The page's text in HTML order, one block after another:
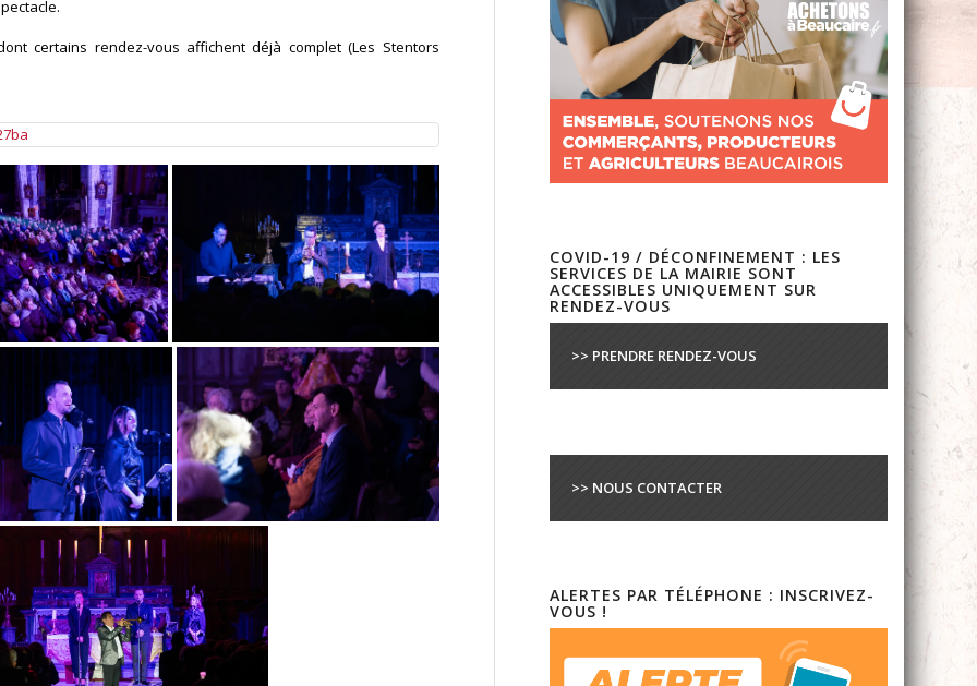
certains rendez-vous affichent déjà complet (Les Stentors
COVID-19 / DÉCONFINEMENT : LES
SERVICES DE LA MAIRIE SONT
ACCESSIBLES UNIQUEMENT SUR
RENDEZ-VOUS
>> PRENDRE RENDEZ-VOUS
>> NOUS CONTACTER
ALERTES PAR TÉLÉPHONE : INSCRIVEZ-
VOUS !